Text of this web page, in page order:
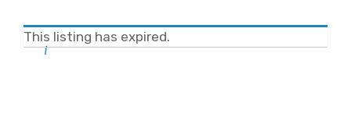
This listing has expired.